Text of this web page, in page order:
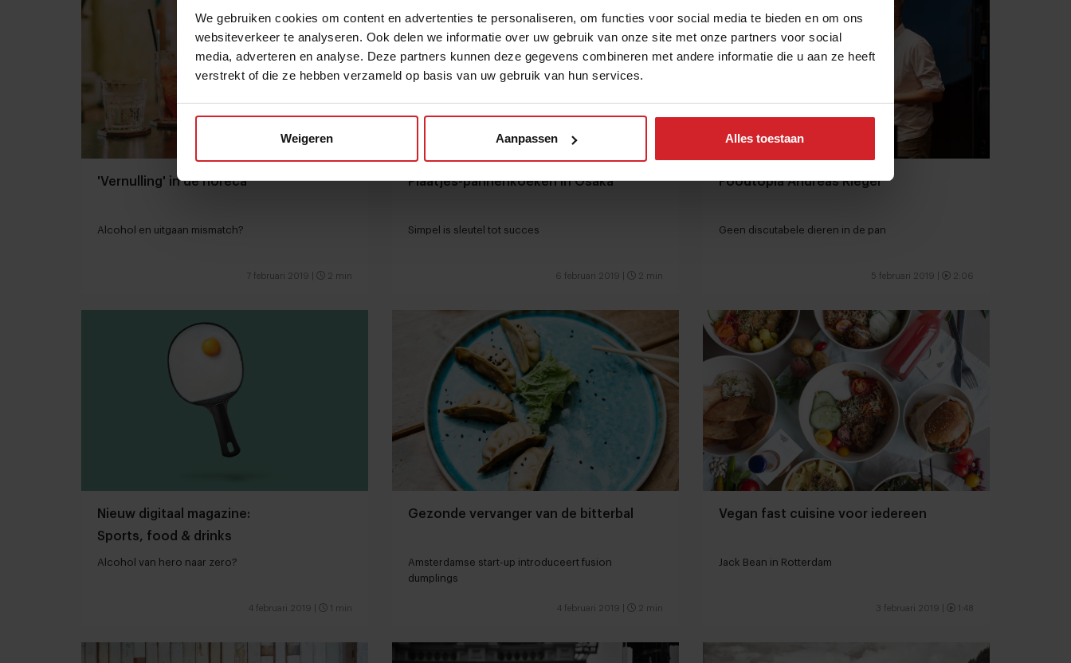
We gebruiken cookies om content en advertenties te personaliseren, om functies voor social media te bieden en om ons
websiteverkeer te analyseren. Ook delen we informatie over uw gebruik van onze site met onze partners voor social
media, adverteren en analyse. Deze partners kunnen deze gegevens combineren met andere informatie die u aan ze heeft
verstrekt of die ze hebben verzameld op basis van uw gebruik van hun services.
Weigeren Aanpassen Alles toestaan
'Vernulling' in de horeca
Alcohol en uitgaan mismatch?
7 februari 2019 2 min
Plaatjes-pannenkoeken in Osaka
Simpel is sleutel tot succes
6 februari 2019 2 min
Foodtopia Andreas Rieger
Geen discutabele dieren in de pan
5 februari 2019 2:06
Nieuw digitaal magazine:
Sports, food & drinks
Alcohol van hero naar zero?
4 februari 2019 1 min
Gezonde vervanger van de bitterbal
Amsterdamse start-up introduceert fusion
dumplings
4 februari 2019 2 min
Vegan fast cuisine voor iedereen
Jack Bean in Rotterdam
3 februari 2019 1:48